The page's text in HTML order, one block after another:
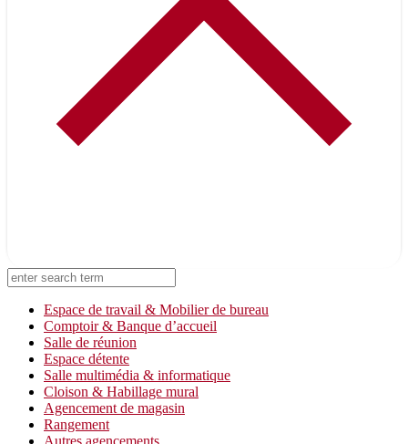
Espace de travail & Mobilier de bureau
Comptoir & Banque d’accueil
Salle de réunion
Espace détente
Salle multimédia & informatique
Cloison & Habillage mural
Agencement de magasin
Rangement